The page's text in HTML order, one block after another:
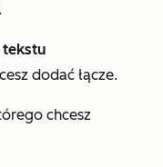
tekstu
dodać łącze.
chcesz